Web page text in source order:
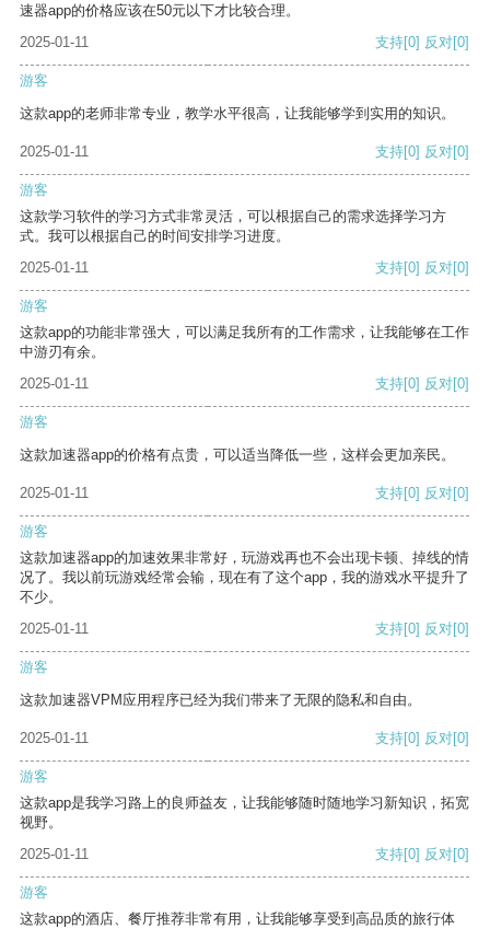
速器app的价格应该在50元以下才比较合理。
2025-01-11
支持[0] 反对[0]
游客
这款app的老师非常专业，教学水平很高，让我能够学到实用的知识。
2025-01-11 支持[0] 反对[0]
游客
这款学习软件的学习方式非常灵活，可以根据自己的需求选择学习方
式。我可以根据自己的时间安排学习进度。
2025-01-11
支持[0] 反对[0]
游客
这款app的功能非常强大，可以满足我所有的工作需求，让我能够在工作
中游刃有余。
2025-01-11
支持[0] 反对[0]
游客
这款加速器app的价格有点贵，可以适当降低一些，这样会更加亲民。
2025-01-11 支持[0] 反对[0]
游客
这款加速器app的加速效果非常好，玩游戏再也不会出现卡顿、掉线的情
况了。我以前玩游戏经常会输，现在有了这个app，我的游戏水平提升了
不少。
2025-01-11
支持[0] 反对[0]
游客
这款加速器VPM应用程序已经为我们带来了无限的隐私和自由。
2025-01-11 支持[0] 反对[0]
游客
这款app是我学习路上的良师益友，让我能够随时随地学习新知识，拓宽
视野。
2025-01-11
支持[0] 反对[0]
游客
这款app的酒店、餐厅推荐非常有用，让我能够享受到高品质的旅行体